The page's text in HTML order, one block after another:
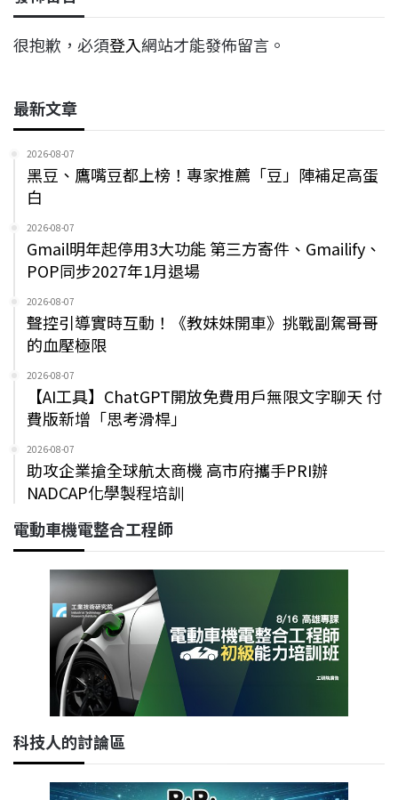
很抱歉，必須登入網站才能發佈留言。
最新文章
2026-08-07
黑豆、鷹嘴豆都上榜！專家推薦「豆」陣補足高蛋
白
2026-08-07
Gmail明年起停用3大功能 第三方寄件、Gmailify、
POP同步2027年1月退場
2026-08-07
聲控引導實時互動！《教妹妹開車》挑戰副駕哥哥
的血壓極限
2026-08-07
【AI工具】ChatGPT開放免費用戶無限文字聊天 付
費版新增「思考滑桿」
2026-08-07
助攻企業搶全球航太商機 高市府攜手PRI辦
NADCAP化學製程培訓
電動車機電整合工程師
科技人的討論區